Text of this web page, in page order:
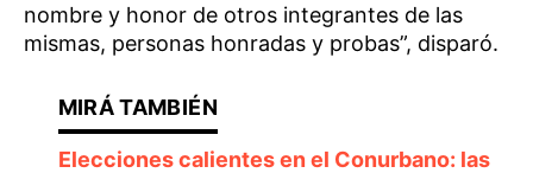
nombre y honor de otros integrantes de las
mismas, personas honradas y probas”, disparó.
Elecciones calientes en el Conurbano: las